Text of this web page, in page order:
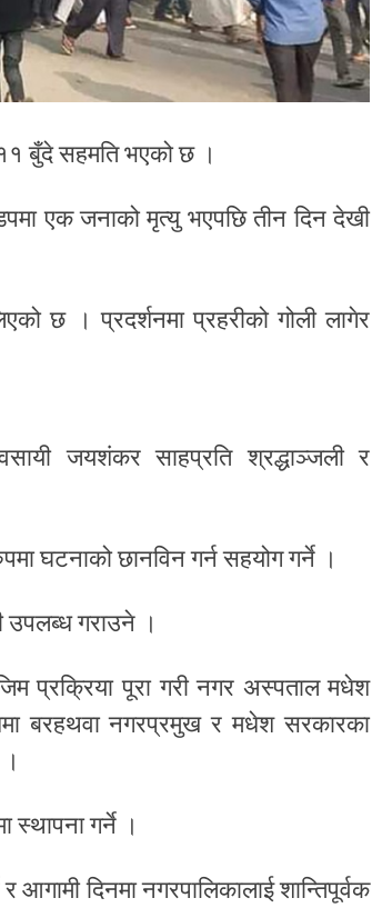
बुँदे सहमति भएको छ ।
एक जनाको मृत्यु भएपछि तीन दिन देखी
छ । प्रदर्शनमा प्रहरीको गोली लागेर
जयशंकर साहप्रति श्रद्धाञ्जली र
घटनाको छानविन गर्न सहयोग गर्ने ।
उपलब्ध गराउने ।
प्रक्रिया पूरा गरी नगर अस्पताल मधेश
बरहथवा नगरप्रमुख र मधेश सरकारका
स्थापना गर्ने ।
दिनमा नगरपालिकालाई शान्तिपूर्वक